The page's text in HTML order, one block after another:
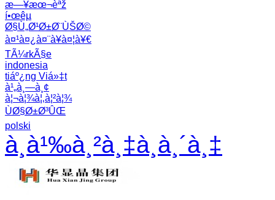
æ—¥æœ¬èªž
í•œêµ­
Ø§Ù„Ø¹Ø±Ø¨ÙŠØ©
à¤¹à¤¿à¤¨à¥à¤¦à¥€
TÃ¼rkÃ§e
indonesia
tiáº¿ng Viá»‡t
à¹„à¸—à¸¢
à¦¬à¦¾à¦‚à¦²à¦¾
ÙØ§Ø±Ø³ÛŒ
polski
à¸­à¹‰à¸²à¸‡à¸­à¸´à¸‡